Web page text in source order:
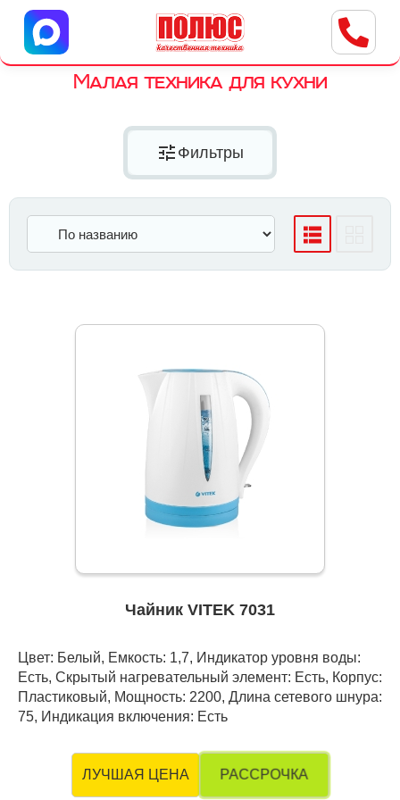
Центр бытовой техники
г. Ульяновск, ул. Пушкарева, 8a
Малая техника для кухни
tune Фильтры
Чайник VITEK 7031
Цвет: Белый, Емкость: 1,7, Индикатор уровня воды:
Есть, Скрытый нагревательный элемент: Есть, Корпус:
Пластиковый, Мощность: 2200, Длина сетевого шнура:
75, Индикация включения: Есть
ЛУЧШАЯ ЦЕНА РАССРОЧКА